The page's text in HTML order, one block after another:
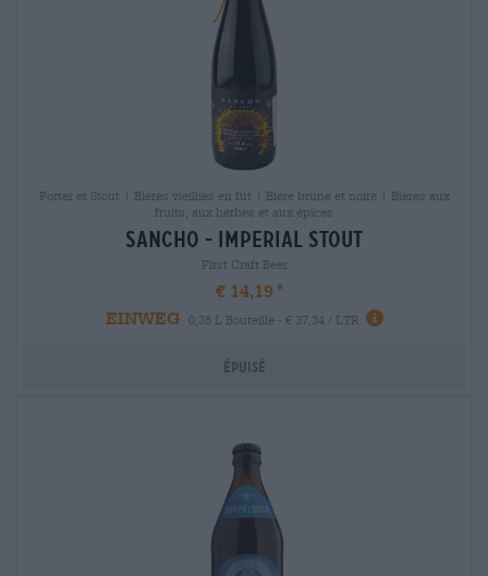
Porter et Stout | Bières vieillies en fût | Bière brune et noire | Bières aux
fruits, aux herbes et aux épices
sancho - imperial stout
First Craft Beer
€ 14,19
EINWEG
0,38 L Bouteille - € 37,34 / LTR
Épuisé